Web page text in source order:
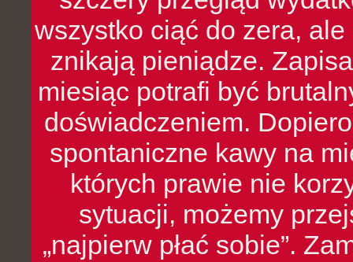
wszystko ciąć do zera,
znikają pieniądze.
miesiąc potrafi być
doświadczeniem.
spontaniczne kawy na
których prawie nie
sytuacji, możemy
„najpierw płać sobie”.